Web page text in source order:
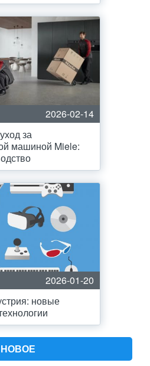
2026-02-14
за
машиной Miele:
2026-01-20
новые
НОВОЕ